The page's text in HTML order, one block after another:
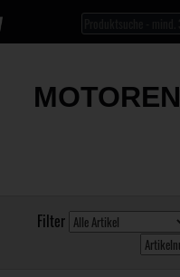
MOTOREN
Filter